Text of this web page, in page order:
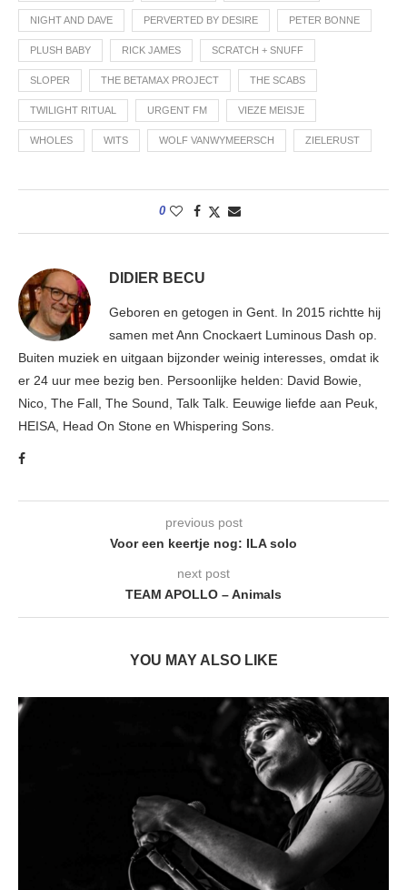
NIGHT AND DAVE PERVERTED BY DESIRE PETER BONNE
PLUSH BABY RICK JAMES SCRATCH + SNUFF
SLOPER THE BETAMAX PROJECT THE SCABS
TWILIGHT RITUAL URGENT FM VIEZE MEISJE
WHOLES WITS WOLF VANWYMEERSCH ZIELERUST
0
DIDIER BECU
Geboren en getogen in Gent. In 2015 richtte hij
samen met Ann Cnockaert Luminous Dash op.
Buiten muziek en uitgaan bijzonder weinig interesses, omdat ik
er 24 uur mee bezig ben. Persoonlijke helden: David Bowie,
Nico, The Fall, The Sound, Talk Talk. Eeuwige liefde aan Peuk,
HEISA, Head On Stone en Whispering Sons.
previous post
Voor een keertje nog: ILA solo
next post
TEAM APOLLO – Animals
YOU MAY ALSO LIKE